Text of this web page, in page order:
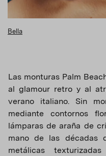
Bella
Las monturas Palm
al glamour retro y al
verano italiano. Sin
mediante contornos
lámparas de araña de
mano de las décadas
metálicas